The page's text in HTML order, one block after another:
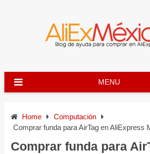
MENU
Home
Computación
Comprar funda para AirTag en AliExpress
Comprar funda para